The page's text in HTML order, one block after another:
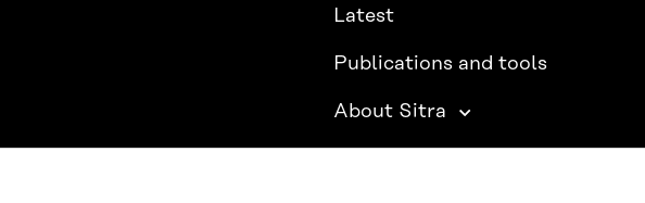
Latest
Publications and tools
About Sitra